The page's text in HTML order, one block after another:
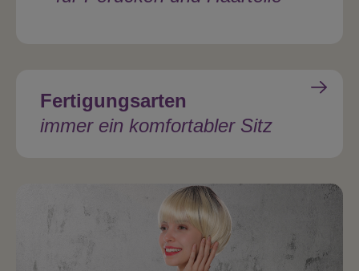
Fertigungsarten
immer ein komfortabler Sitz